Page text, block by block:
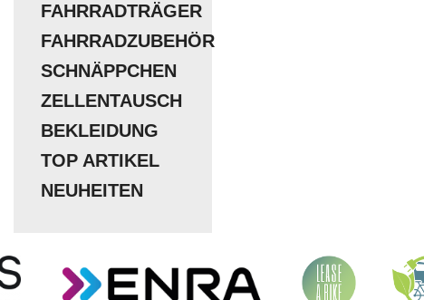
FAHRRADTRÄGER
FAHRRADZUBEHÖR
SCHNÄPPCHEN
ZELLENTAUSCH
BEKLEIDUNG
TOP ARTIKEL
NEUHEITEN